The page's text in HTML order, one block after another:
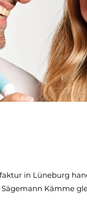
in Lüneburg
Kämme